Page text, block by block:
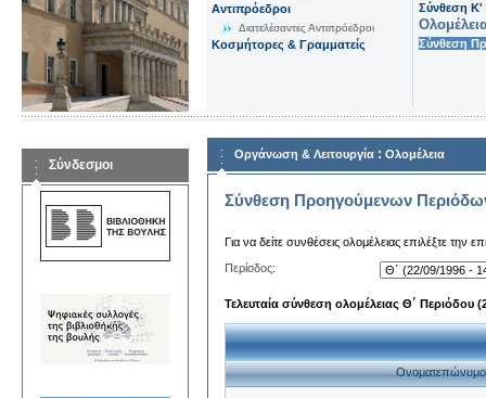
Αντιπρόεδροι
Διατελέσαντες Αντιπρόεδροι
Κοσμήτορες & Γραμματείς
Σύνθεση K'
Σύνθεση
Σύνδεσμοι
Οργάνωση & Λειτουργία : Ολομέλεια
Σύνθεση Προηγούμενων
Για να δείτε συνθέσεις ολομέλειας επιλέξτε την
Περίοδος:
Τελευταία σύνθεση ολομέλειας Θ΄ Περιόδου
Ονοματεπώνυμο